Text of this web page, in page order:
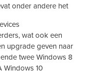
onder andere het
wat ook een
upgrade geven naar
twee Windows 8
Windows 10